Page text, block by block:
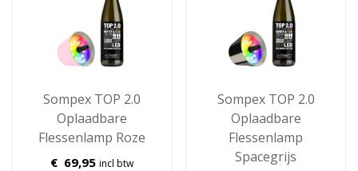
Sompex TOP 2.0
Oplaadbare
Flessenlamp Roze
€ 69,95 incl btw
Sompex TOP 2.0
Oplaadbare
Flessenlamp
Spacegrijs